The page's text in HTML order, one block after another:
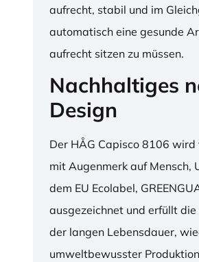
aufrecht, stabil und im
automatisch eine gesunde
aufrecht sitzen zu müssen.
Nachhaltiges
Design
Der HÅG Capisco 8106
mit Augenmerk auf
dem EU Ecolabel,
ausgezeichnet und erfüllt
der langen Lebensdauer,
umweltbewusster